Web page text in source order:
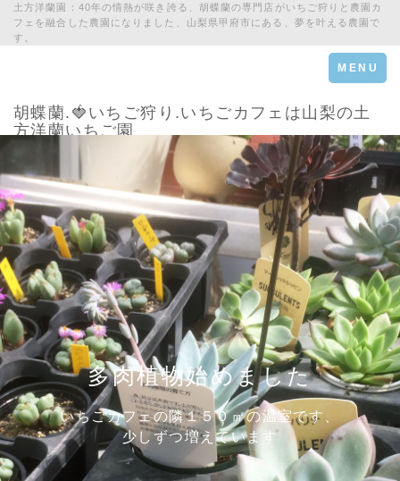
土方洋蘭園：40年の情熱が咲き誇る、胡蝶蘭の専門店がいちご狩りと農園カ
フェを融合した農園になりました、山梨県甲府市にある、夢を叶える農園で
す。
Toggle
navigation
MENU
胡蝶蘭.🍓いちご狩り.いちごカフェは山梨の土
方洋蘭いちご園
多肉植物始めました
いちごカフェの隣１５０㎡の温室です、
少しずつ増えています